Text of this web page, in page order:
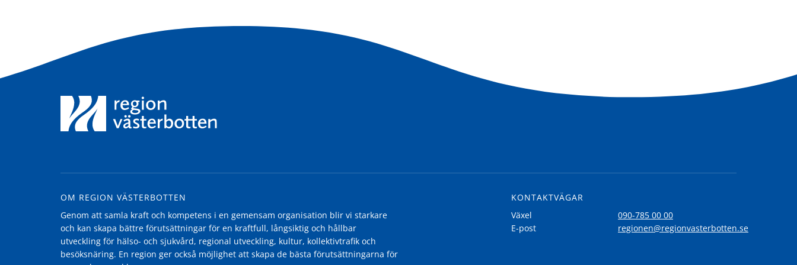
OM REGION VÄSTERBOTTEN
Genom att samla kraft och kompetens i en gemensam organisation blir vi starkare
och kan skapa bättre förutsättningar för en kraftfull, långsiktig och hållbar
utveckling för hälso- och sjukvård, regional utveckling, kultur, kollektivtrafik och
besöksnäring. En region ger också möjlighet att skapa de bästa förutsättningarna för
KONTAKTVÄGAR
Växel
090-785 00 00
E-post
regionen@regionvasterbotten.se